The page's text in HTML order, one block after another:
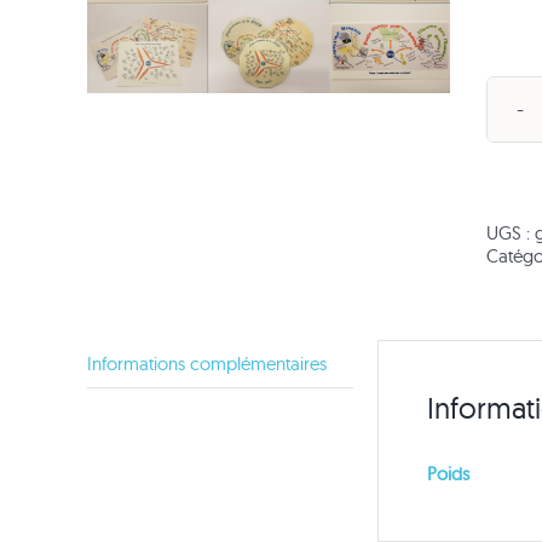
UGS :
Informations complémentaires
Poids